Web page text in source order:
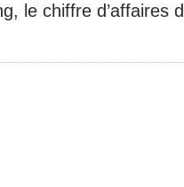
le chiffre d’affaires